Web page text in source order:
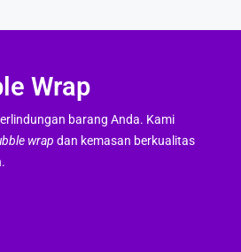
Wrap
barang Anda. Kami
wrap dan kemasan berkualitas